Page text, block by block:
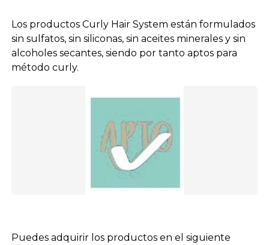
Los productos Curly Hair System están formulados
sin sulfatos, sin siliconas, sin aceites minerales y sin
alcoholes secantes, siendo por tanto aptos para
método curly.
Puedes adquirir los productos en el siguiente